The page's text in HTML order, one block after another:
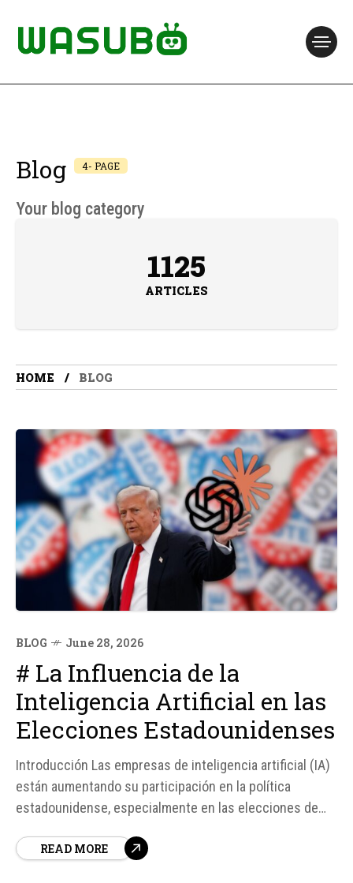
Blog 4- PAGE
Your blog category
1125
ARTICLES
HOME BLOG
BLOG June 28, 2026
# La Influencia de la
Inteligencia Artificial en las
Elecciones Estadounidenses
Introducción Las empresas de inteligencia artificial (IA)
están aumentando su participación en la política
estadounidense, especialmente en las elecciones de
Política Independientes) como American Mission y Jobs
READ MORE